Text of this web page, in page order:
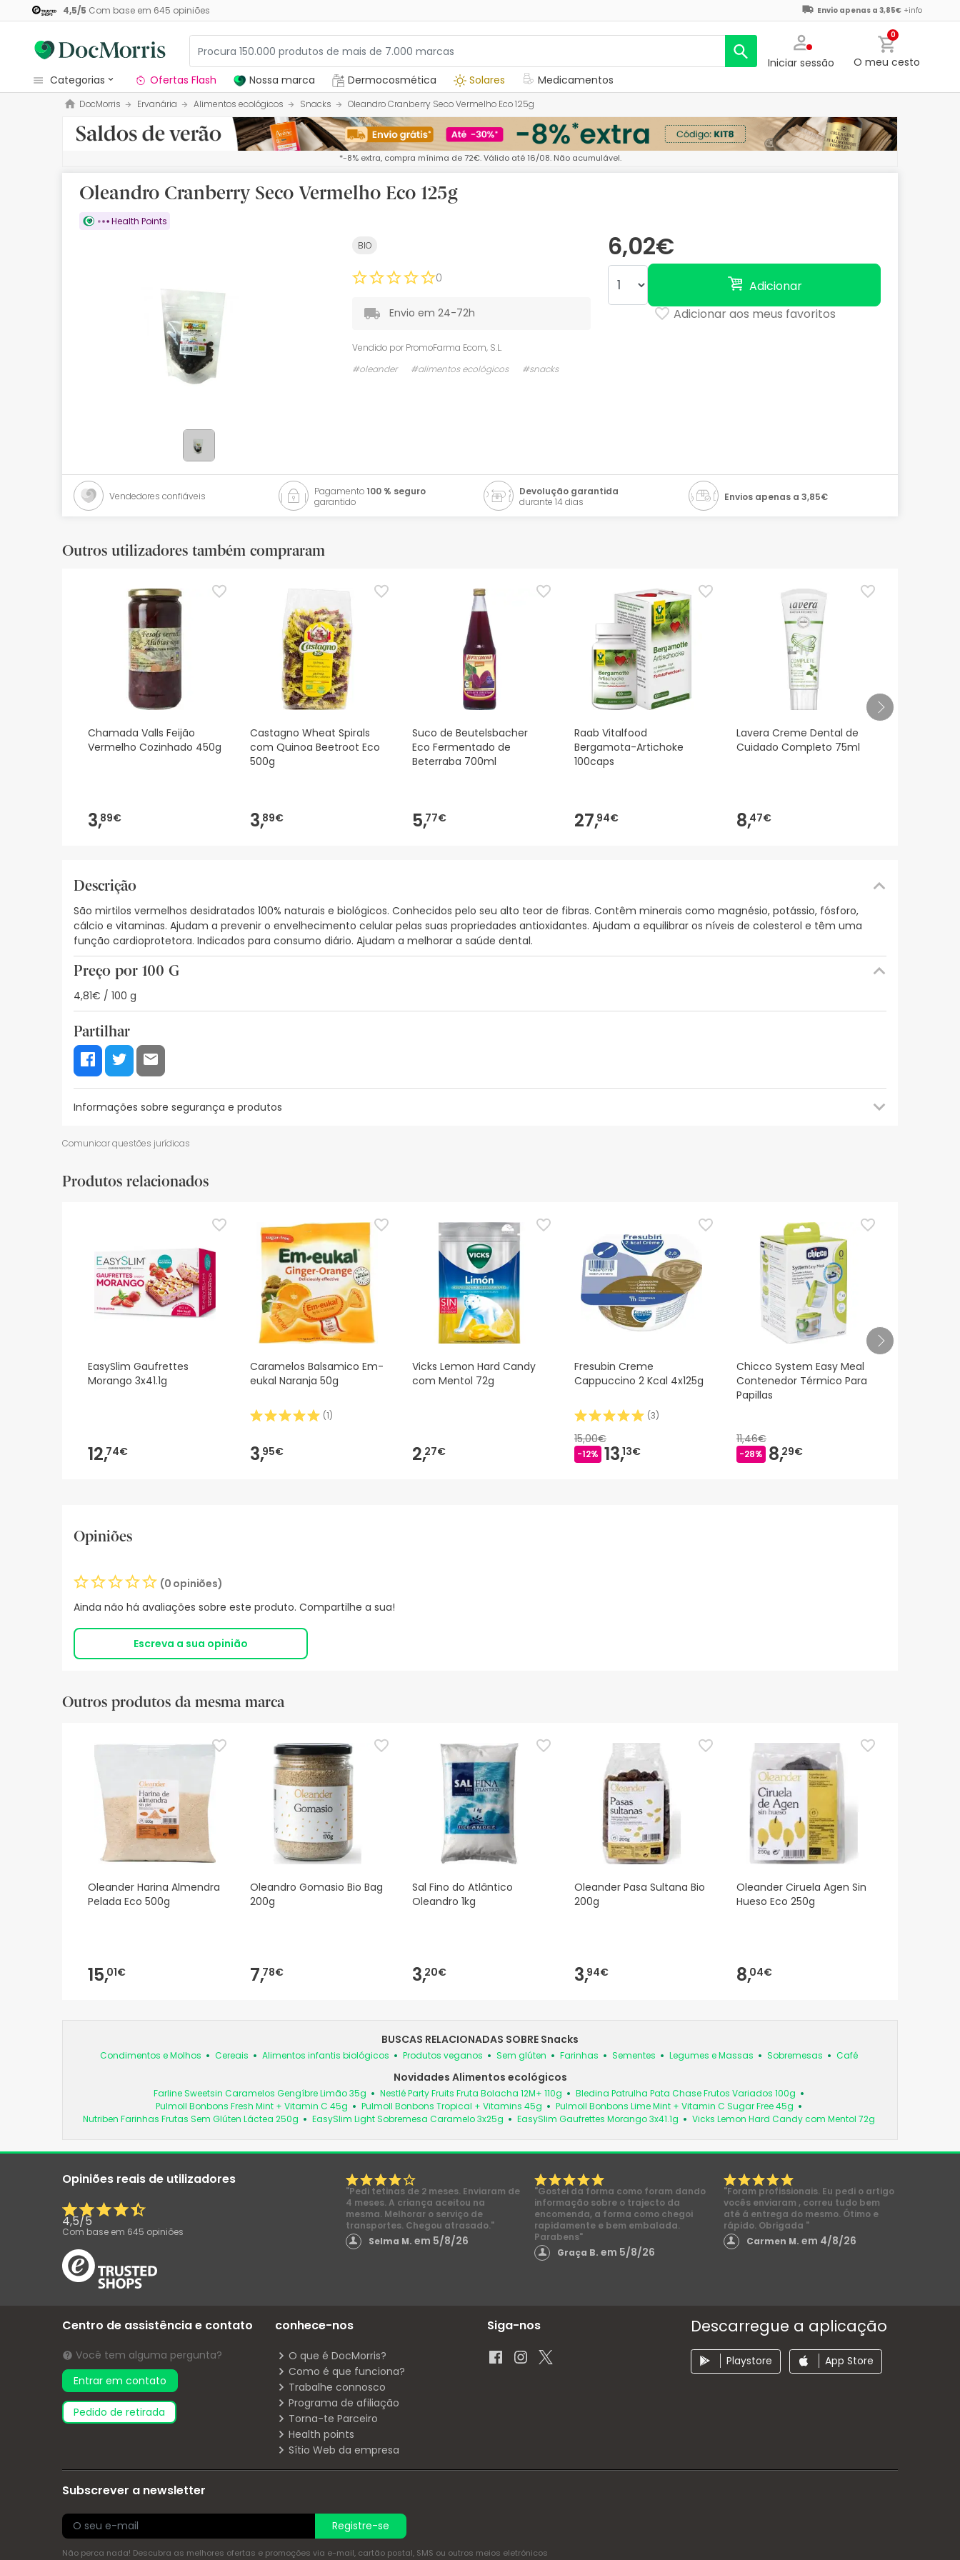
4,5/5 Com base em 645 opiniões Envio apenas a 3,85€ +info
Iniciar sessão
0
O meu cesto
categorias
Dermocosmetica
Nossa marca
Medicamentos
Cosmética
Promoções
Mais vendidos
Ofertas Flash Nossa marca Dermocosmética Solares Medicamentos
DocMorris Ervanária Alimentos ecológicos Snacks Oleandro Cranberry Seco Vermelho Eco 125g
*-8% extra, compra mínima de 72€. Válido até 16/08. Não acumulável.
Oleandro Cranberry Seco Vermelho Eco 125g
Health Points
6,02€
Adicionar
Adicionar aos meus favoritos
BIO
0
Envio em 24-72h
Vendido por PromoFarma Ecom, S.L.
#oleander
#alimentos ecológicos #snacks
Vendedores confiáveis Pagamento100 % seguro
garantido
Devolução garantida
durante 14 dias
Envios apenas a 3,85€
Outros utilizadores também compraram
Chamada Valls Feijão
Vermelho Cozinhado 450g
3,89€
Castagno Wheat Spirals
com Quinoa Beetroot Eco
500g
3,89€
Suco de Beutelsbacher
Eco Fermentado de
Beterraba 700ml
5,77€
Raab Vitalfood
Bergamota-Artichoke
100caps
27,94€
Lavera Creme Dental de
Cuidado Completo 75ml
8,47€
Descrição
São mirtilos vermelhos desidratados 100% naturais e biológicos. Conhecidos pelo seu alto teor de fibras. Contêm minerais como magnésio, potássio, fósforo,
cálcio e vitaminas. Ajudam a prevenir o envelhecimento celular pelas suas propriedades antioxidantes. Ajudam a equilibrar os níveis de colesterol e têm uma
função cardioprotetora. Indicados para consumo diário. Ajudam a melhorar a saúde dental.
Preço por 100 G
4,81€ / 100 g
Partilhar
Informações sobre segurança e produtos
Recursos de segurança visual
De momento, não dispomos de imagens de segurança para este produto, mas estamos a trabalhar nisso. Recomendamos que voltes mais tarde para veres as
sobre segurança, não hesites em contactar-nos. Além disso, se desejares, também podes devolver o produto seguindo os
nossos termos e condições
Comunicar questões jurídicas
Produtos relacionados
EasySlim Gaufrettes
Morango 3x41.1g
12,74€
Caramelos Balsamico Em-
eukal Naranja 50g
(1)
3,95€
Vicks Lemon Hard Candy
com Mentol 72g
2,27€
Fresubin Creme
Cappuccino 2 Kcal 4x125g
(3)
15,00€
-12% 13,13€
Chicco System Easy Meal
Contenedor Térmico Para
Papillas
11,46€
-28% 8,29€
Opiniões
(0 opiniões)
Ainda não há avaliações sobre este produto. Compartilhe a sua!
Escreva a sua opinião
Outros produtos da mesma marca
Oleander Harina Almendra
Pelada Eco 500g
15,01€
Oleandro Gomasio Bio Bag
200g
7,78€
Sal Fino do Atlântico
Oleandro 1kg
3,20€
Oleander Pasa Sultana Bio
200g
3,94€
Oleander Ciruela Agen Sin
Hueso Eco 250g
8,04€
BUSCAS RELACIONADAS SOBRE Snacks
Condimentos e Molhos Cereais Alimentos infantis biológicos Produtos veganos Sem glúten Farinhas Sementes Legumes e Massas Sobremesas Café
Novidades Alimentos ecológicos
Farline Sweetsin Caramelos Gengíbre Limão 35g Nestlé Party Fruits Fruta Bolacha 12M+ 110g
Bledina Patrulha Pata Chase Frutos Variados 100g
Pulmoll Bonbons Fresh Mint + Vitamin C 45g
Pulmoll Bonbons Tropical + Vitamins 45g
Pulmoll Bonbons Lime Mint + Vitamin C Sugar Free 45g
Nutriben Farinhas Frutas Sem Glúten Láctea 250g
EasySlim Light Sobremesa Caramelo 3x25g EasySlim Gaufrettes Morango 3x41.1g Vicks Lemon Hard Candy com Mentol 72g
Opiniões reais de utilizadores
4,5/5
Com base em 645 opiniões
"Pedi tetinas de 2 meses. Enviaram de
4 meses. A criança aceitou na
mesma. Melhorar o serviço de
transportes. Chegou atrasado."
Selma M. em 5/8/26
"Gostei da forma como foram dando
informação sobre o trajecto da
encomenda, a forma como chegoi
rapidamente e bem embalada.
Parabens"
Graça B.em 5/8/26
"Foram profissionais. Eu pedi o artigo
vocês enviaram , correu tudo bem
até á entrega do mesmo. Ótimo e
rápido. Obrigada "
Carmen M. em 4/8/26
Centro de assistência e contato
Você tem alguma pergunta?
Entrar em contato
pedido de retirada
conhece-nos
O que é DocMorris?
Como é que funciona?
Trabalhe connosco
Programa de afiliação
Torna-te Parceiro
Health points
Sítio Web da empresa
Siga-nos Descarregue a aplicação
Playstore App Store
Subscrever a newsletter
Registre-se
Não perca nada! Descubra as melhores ofertas e promoções via e-mail, cartão postal, SMS ou outros meios eletrónicos